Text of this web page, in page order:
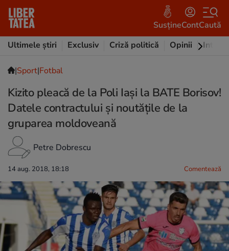
SusțineContCaută
Ultimele știri
Exclusiv Criză politică Opinii
|Sport|Fotbal
Kizito pleacă de la Poli Iași la BATE Borisov!
Datele contractului și noutățile de la
gruparea moldoveană
Petre Dobrescu
14 aug. 2018, 18:18 Comentează